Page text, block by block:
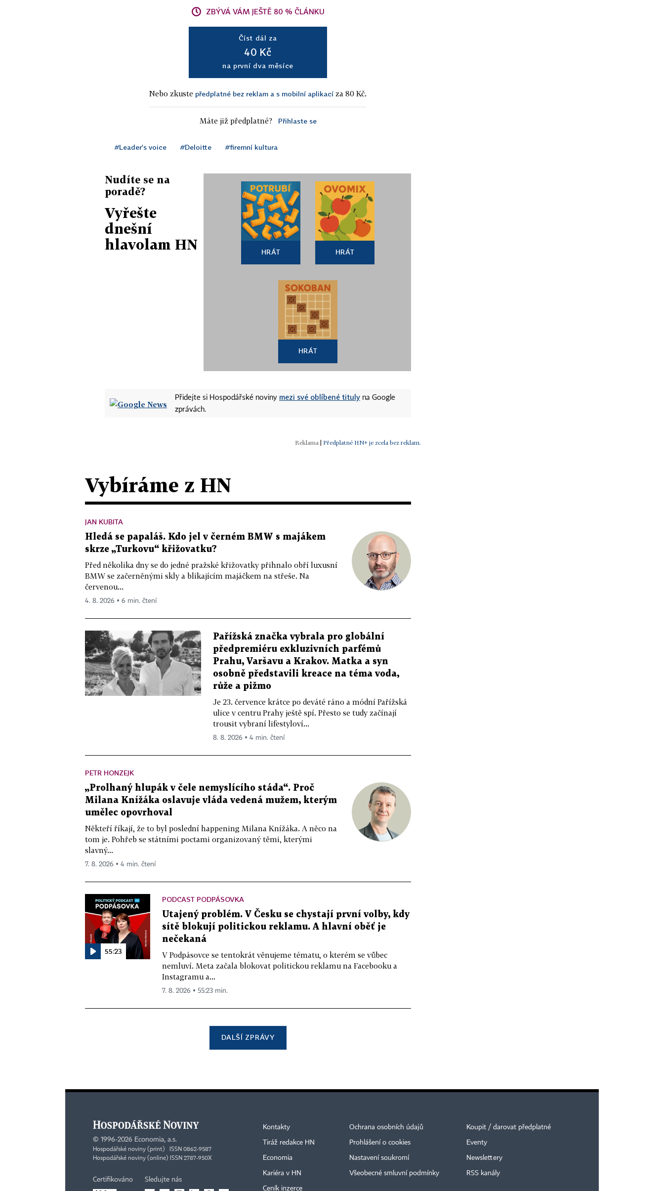
ZBÝVÁ VÁM JEŠTĚ 80 % ČLÁNKU
Číst dál za
40 Kč
na první dva měsíce
Nebo zkuste předplatné bez reklam a s mobilní aplikací za 80 Kč.
Máte již předplatné? Přihlaste se
#Leader's voice #Deloitte #firemní kultura
Nudíte se na
poradě?
Vyřešte
dnešní
hlavolam HN
HRÁT HRÁT
HRÁT
Přidejte si Hospodářské noviny mezi své oblíbené tituly na Google
zprávách.
| Předplatné HN+ je zcela bez reklam.
Vybíráme z HN
JAN KUBITA
Hledá se papaláš. Kdo jel v černém BMW s majákem
skrze „Turkovu“ křižovatku?
Před několika dny se do jedné pražské křižovatky přihnalo obří luxusní
BMW se začerněnými skly a blikajícím majáčkem na střeše. Na
červenou...
4. 8. 2026 ▪ 6 min. čtení
Pařížská značka vybrala pro globální
předpremiéru exkluzivních parfémů
Prahu, Varšavu a Krakov. Matka a syn
osobně představili kreace na téma voda,
růže a pižmo
Je 23. července krátce po deváté ráno a módní Pařížská
ulice v centru Prahy ještě spí. Přesto se tudy začínají
trousit vybraní lifestyloví...
8. 8. 2026 ▪ 4 min. čtení
PETR HONZEJK
„Prolhaný hlupák v čele nemyslícího stáda“. Proč
Milana Knížáka oslavuje vláda vedená mužem, kterým
umělec opovrhoval
Někteří říkají, že to byl poslední happening Milana Knížáka. A něco na
tom je. Pohřeb se státními poctami organizovaný těmi, kterými
slavný...
7. 8. 2026 ▪ 4 min. čtení
55:23
PODCAST PODPÁSOVKA
Utajený problém. V Česku se chystají první volby, kdy
sítě blokují politickou reklamu. A hlavní oběť je
nečekaná
V Podpásovce se tentokrát věnujeme tématu, o kterém se vůbec
nemluví. Meta začala blokovat politickou reklamu na Facebooku a
Instagramu a...
7. 8. 2026 ▪ 55:23 min.
DALŠÍ ZPRÁVY
© 1996-2026 Economia, a.s.
Hospodářské noviny (print) ISSN 0862-9587
Hospodářské noviny (online) ISSN 2787-950X
Certifikováno Sledujte nás
Kontakty
Tiráž redakce HN
Economia
Kariéra v HN
Ceník inzerce
Ochrana osobních údajů
Prohlášení o cookies
Nastavení soukromí
Všeobecné smluvní podmínky
Koupit / darovat předplatné
Eventy
Newslettery
RSS kanály